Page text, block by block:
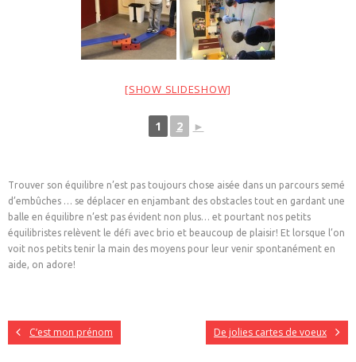
[SHOW SLIDESHOW]
1 2 ►
Trouver son équilibre n’est pas toujours chose aisée dans un parcours semé
d’embûches … se déplacer en enjambant des obstacles tout en gardant une
balle en équilibre n’est pas évident non plus… et pourtant nos petits
équilibristes relèvent le défi avec brio et beaucoup de plaisir! Et lorsque l’on
voit nos petits tenir la main des moyens pour leur venir spontanément en
aide, on adore!
C’est mon prénom De jolies cartes de voeux